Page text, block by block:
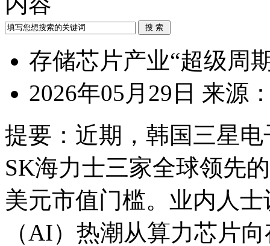
存储芯片产业“超级周
2026年05月29日 来源
提要： 近期，韩国三星
SK海力士三家全球领先
美元市值门槛。业内人
（AI）热潮从算力芯片